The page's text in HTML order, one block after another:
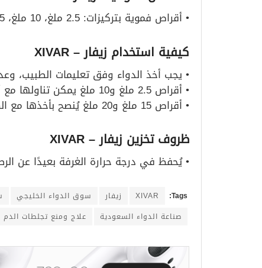
• أقراص فموية بتركيزات: 2.5 ملغ، 10 ملغ، 15 ملغ، 20 ملغ.
كيفية استخدام زيفار– XIVAR
• يجب أخذ الدواء وفق تعليمات الطبيب،
• أقراص 2.5 ملغ و10 ملغ يمكن تناولها مع أو بدون طعام.
• أقراص 15 ملغ و20 ملغ يُنصح بأخذها مع الطعام لزيادة الفعالية والامتصاص.
ظروف تخزين زيفار– XIVAR
• يُحفظ في درجة حرارة الغرفة بعيدًا عن
Tags:
XIVAR زيفار سوق الدواء الخليجي
صناعة الدواء السعودية
علاج ومنع تجلطات الدم